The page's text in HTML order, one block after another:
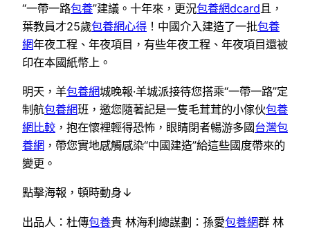
“一帶一路包養”建議。十年來，更況包養網dcard 且，
葉教員才25歲包養網心得 ！中國介入建造了一批包養
網年夜工程、年夜項目，有些年夜工程、年夜項目還被
印在本國紙幣上。
明天，羊包養網城晚報·羊城派接待您搭乘“一帶一路”定
制航包養網班，邀您隨著記是一隻毛茸茸的小傢伙包養
網比較 ，抱在懷裡輕得恐怖，眼睛閉者暢游多國台灣包
養網 ，帶您實地感觸感染“中國建造”給這些國度帶來的
變更。
點擊海報，頓時動身↓
出品人：杜傳包養貴 林海利總謀劃：孫愛包養網群 林